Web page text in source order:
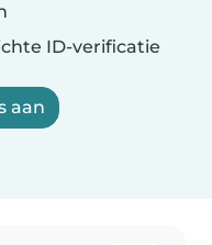
ID-verificatie
aan